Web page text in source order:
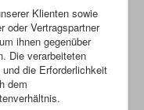
Klienten sowie
oder Vertragspartner
ihnen gegenüber
Die verarbeiteten
die Erforderlichkeit
dem